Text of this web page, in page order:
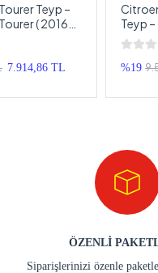
Teyp –
( 2016+ )
–
Android
7.914,86 TL
Teyp
2012
Elysee
%19
ÖZENLİ
Siparişlerinizi özenle